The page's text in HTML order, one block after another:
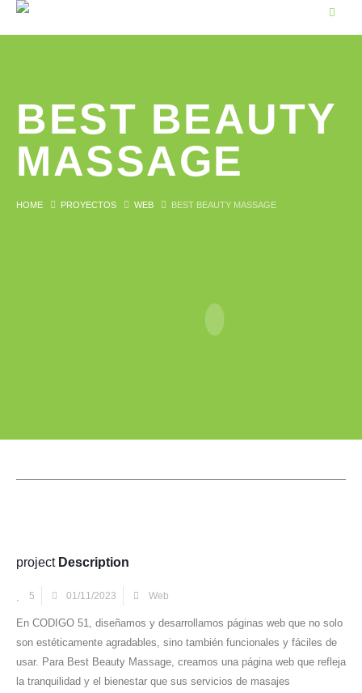
BEST BEAUTY
MASSAGE
HOME PROYECTOS WEB BEST BEAUTY MASSAGE
project Description
5 01/11/2023 Web
En CODIGO 51, diseñamos y desarrollamos páginas web que no solo
son estéticamente agradables, sino también funcionales y fáciles de
usar. Para Best Beauty Massage, creamos una página web que refleja
la tranquilidad y el bienestar que sus servicios de masajes